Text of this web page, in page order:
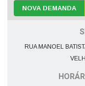
NOVA DEMANDA
RUA MANOEL